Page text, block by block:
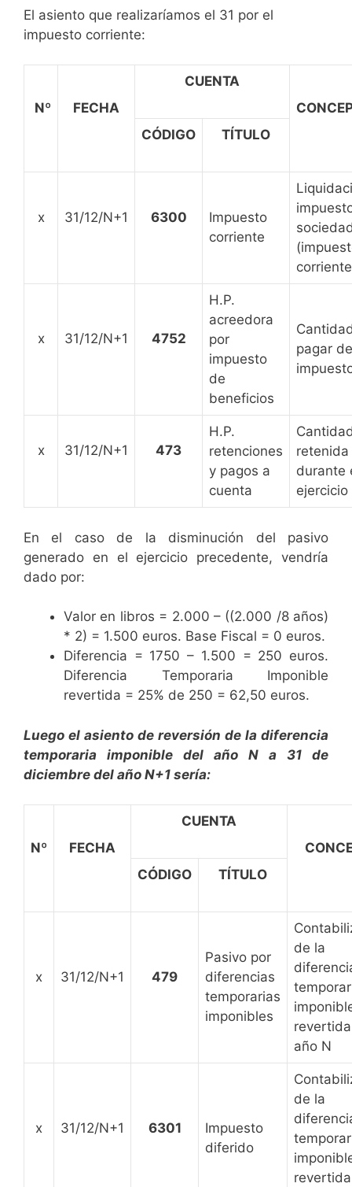
El asiento que realizaríamos el 31 por el
impuesto corriente:
Nº FECHA
CUENTA
CÓDIGO
TÍTULO
x 31/12/N+1 6300
Impuesto
corriente
x 31/12/N+1 4752
H.P.
acreedora
por
impuesto
de
beneficios
pagar
x 31/12/N+1 473
H.P.
retenciones
y pagos a
cuenta
retenida
durante
ejercicio
En el caso de la disminución del pasivo
generado en el ejercicio precedente, vendría
dado por:
Valor en libros = 2.000 – ((2.000 /8 años)
* 2) = 1.500 euros. Base Fiscal = 0 euros.
Diferencia = 1750 – 1.500 = 250 euros.
Diferencia Temporaria Imponible
revertida = 25% de 250 = 62,50 euros.
Luego el asiento de reversión de la diferencia
temporaria imponible del año N a 31 de
diciembre del año N+1 sería:
Nº FECHA
CUENTA
CÓDIGO
TÍTULO
x 31/12/N+1 479
Pasivo por
diferencias
temporarias
imponibles
de la
año N
x 31/12/N+1 6301
Impuesto
diferido
de la